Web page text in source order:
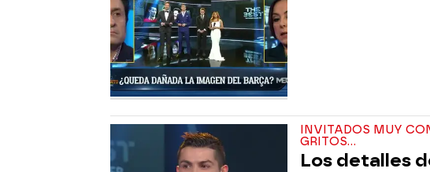
INVITADOS MUY
GRITOS...
Los detalles